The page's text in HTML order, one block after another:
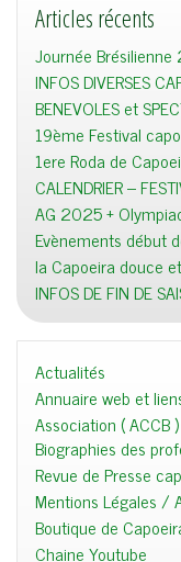
Articles récents
Journée
INFOS DIVERSES
BENEVOLES et
19ème Festival
1ere Roda de
CALENDRIER –
AG 2025 +
Evènements début
la Capoeira douce
INFOS DE FIN DE
Actualités
Annuaire web et
Association ( ACCB )
Biographies des
Revue de Presse
Mentions Légales /
Boutique de
Chaine Youtube